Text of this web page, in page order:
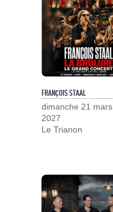
FRANÇOIS STAAL
dimanche 21 mars
2027
Le Trianon